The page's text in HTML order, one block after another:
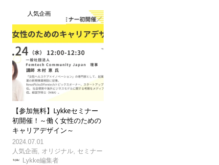
人気企画
【参加無料】Lykkeセミナー
初開催！～働く女性のための
キャリアデザイン～
2024.07.01
人気企画, オリジナル, セミナー
Lykke編集者